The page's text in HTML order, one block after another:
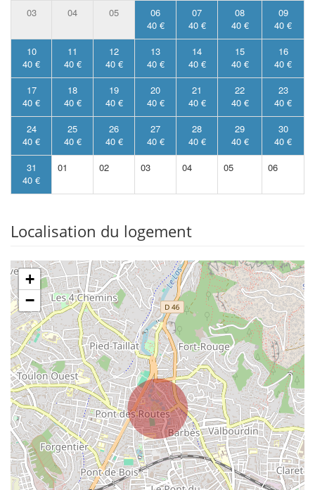
03 04 05
06
40 €
07
40 €
08
40 €
09
40 €
10
40 €
11
40 €
12
40 €
13
40 €
14
40 €
15
40 €
16
40 €
17
40 €
18
40 €
19
40 €
20
40 €
21
40 €
22
40 €
23
40 €
24
40 €
25
40 €
26
40 €
27
40 €
28
40 €
29
40 €
30
40 €
31
40 €
01 02 03 04 05 06
Localisation du logement
+
−